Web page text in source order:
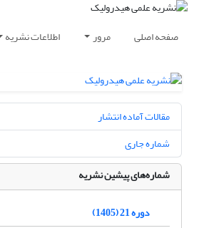
صفحه اصلی مرور اطلاعات نشریه
مقالات آماده انتشار
شماره جاری
شماره‌های پیشین نشریه
دوره 21 (1405)